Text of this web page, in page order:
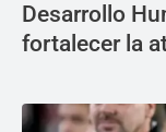
Desarrollo
fortalecer la